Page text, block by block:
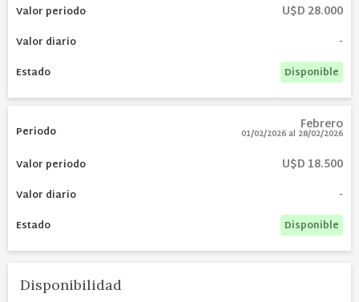
U$D 28.000
-
Disponible
Febrero
01/02/2026al 28/02/2026
U$D 18.500
-
Disponible
Disponibilidad